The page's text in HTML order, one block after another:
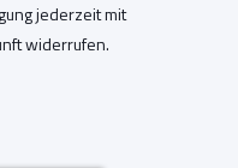
jederzeit mit
widerrufen.